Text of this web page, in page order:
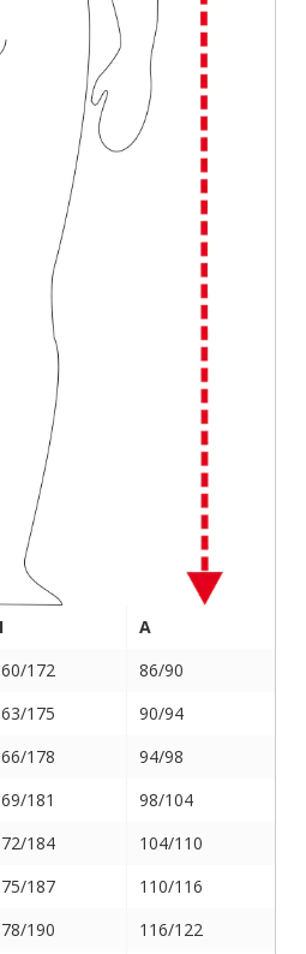
A
172
86/90
175
90/94
178
94/98
181
98/104
184
104/110
187
110/116
190 116/122